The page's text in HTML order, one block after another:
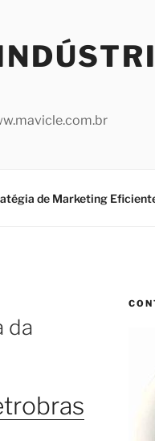
de Marketing
da